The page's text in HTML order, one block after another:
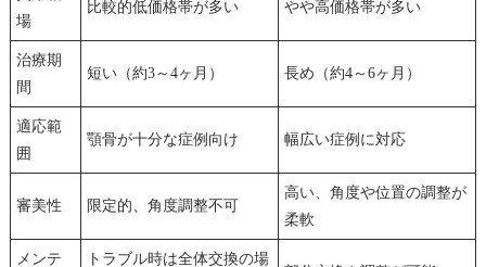
場
比較的低価格帯が多い やや高価格帯が多い
治療期
間
短い（約3～4ヶ月） 長め（約4～6ヶ月）
適応範
囲
顎骨が十分な症例向け 幅広い症例に対応
審美性 限定的、角度調整不可
高い、角度や位置の調整が
柔軟
メンテ
トラブル時は全体交換の場